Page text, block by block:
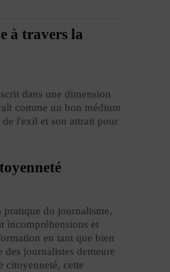
à travers la
dans une dimension
comme un bon médium
de l'exil et son attrait pour
pratique du journalisme,
incompréhensions et
en tant que bien
des journalistes demeure
citoyenneté, cette